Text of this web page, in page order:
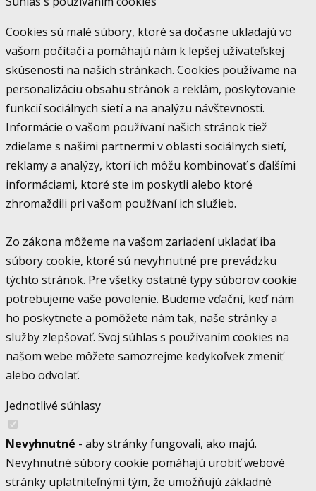
Cookies sú malé súbory, ktoré sa dočasne ukladajú vo
vašom počítači a pomáhajú nám k lepšej užívateľskej
skúsenosti na našich stránkach. Cookies používame na
personalizáciu obsahu stránok a reklám, poskytovanie
funkcií sociálnych sietí a na analýzu návštevnosti.
Informácie o vašom používaní našich stránok tiež
zdieľame s našimi partnermi v oblasti sociálnych sietí,
reklamy a analýzy, ktorí ich môžu kombinovať s ďalšími
informáciami, ktoré ste im poskytli alebo ktoré
zhromaždili pri vašom používaní ich služieb.
Zo zákona môžeme na vašom zariadení ukladať iba
súbory cookie, ktoré sú nevyhnutné pre prevádzku
týchto stránok. Pre všetky ostatné typy súborov cookie
potrebujeme vaše povolenie. Budeme vďační, keď nám
ho poskytnete a pomôžete nám tak, naše stránky a
služby zlepšovať. Svoj súhlas s používaním cookies na
našom webe môžete samozrejme kedykoľvek zmeniť
alebo odvolať.
Jednotlivé súhlasy
Nevyhnutné - aby stránky fungovali, ako majú.
Nevyhnutné súbory cookie pomáhajú urobiť webové
stránky uplatniteľnými tým, že umožňujú základné